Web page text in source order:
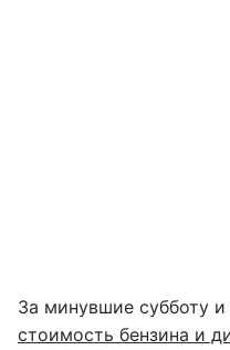
За минувшие субботу и
стоимость бензина и